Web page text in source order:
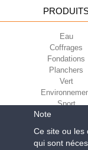
Eau
Coffrages
Fondations
Planchers
Vert
Sport
Conditions
Note
Ce site ou les
qui sont